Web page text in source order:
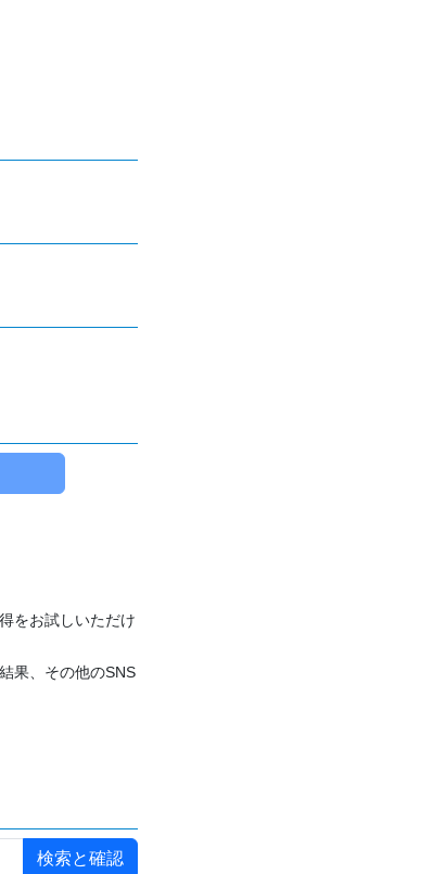
をお試しいただけ
果、その他のSNS